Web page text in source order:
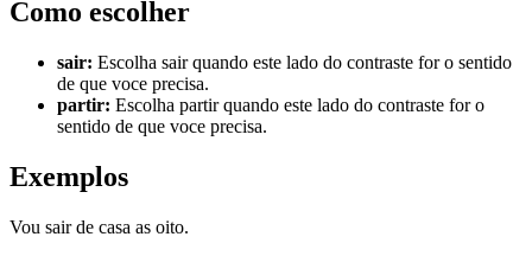
Como escolher
sair: Escolha sair quando este lado do contraste for o sentido
de que voce precisa.
partir: Escolha partir quando este lado do contraste for o
sentido de que voce precisa.
Exemplos
Vou sair de casa as oito.